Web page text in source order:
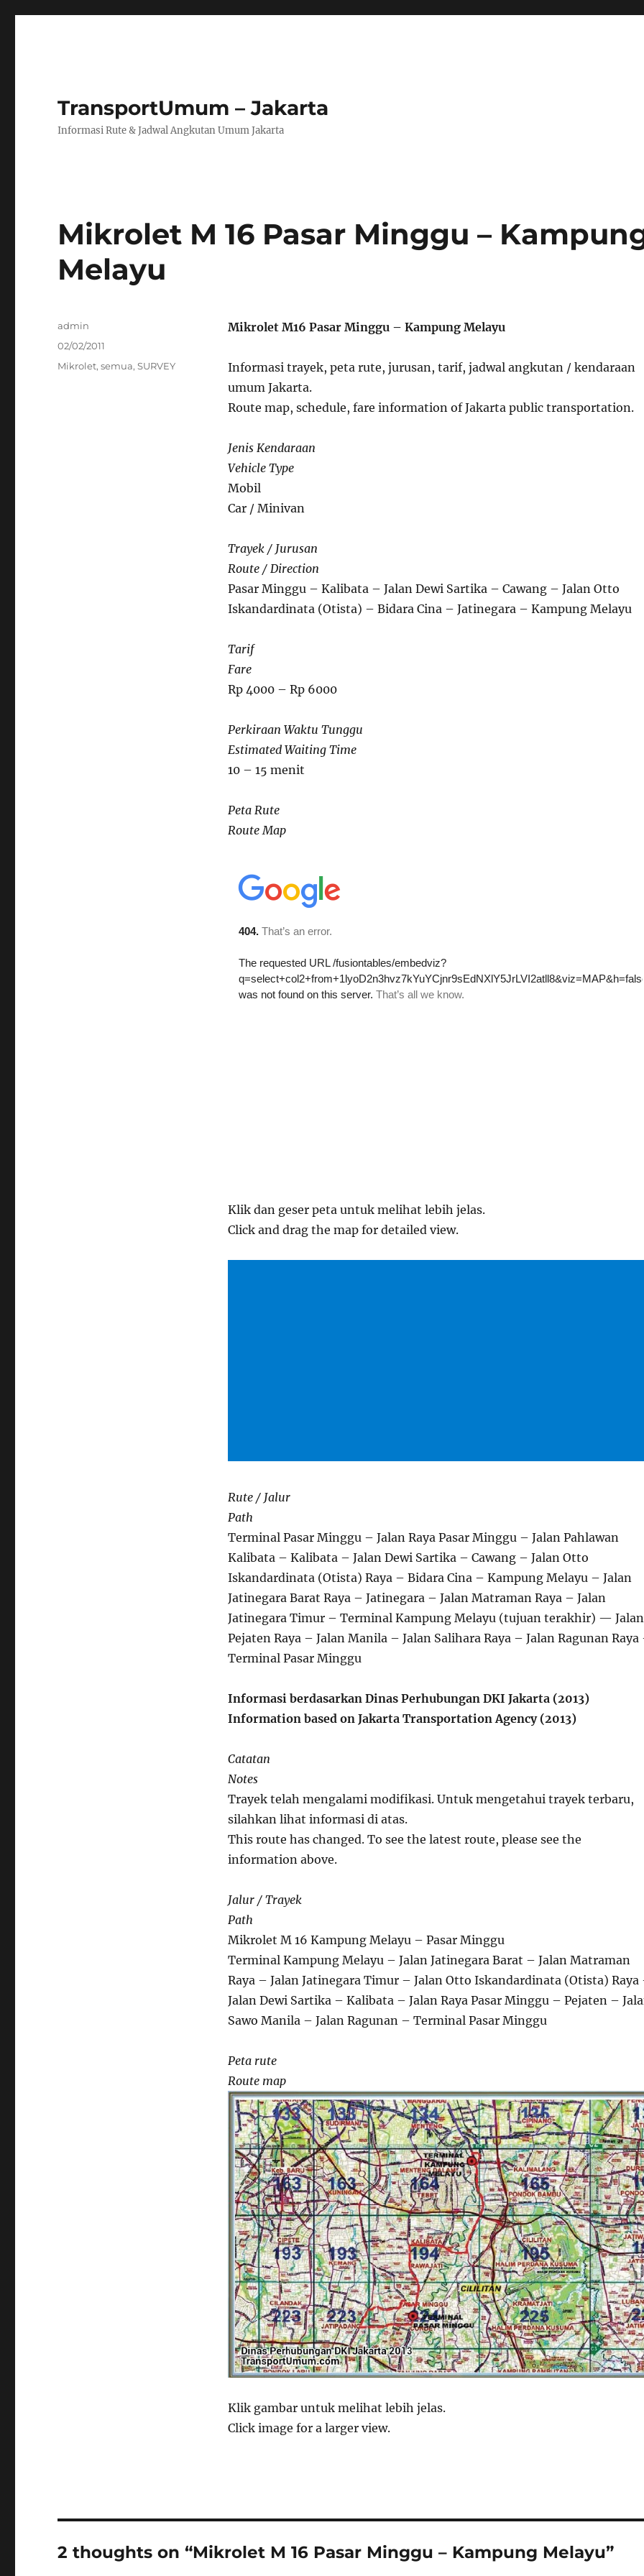
TransportUmum – Jakarta
Informasi Rute & Jadwal Angkutan Umum Jakarta
Mikrolet M 16 Pasar Minggu –
Melayu
Mikrolet M16 Pasar Minggu – Kampung Melayu
Informasi trayek, peta rute, jurusan, tarif, jadwal angkutan / kendaraan
umum Jakarta.
Route map, schedule, fare information of Jakarta public transportation.
Jenis Kendaraan
Vehicle Type
Mobil
Car / Minivan
Trayek / Jurusan
Route / Direction
Pasar Minggu – Kalibata – Jalan Dewi Sartika – Cawang – Jalan Otto
Iskandardinata (Otista) – Bidara Cina – Jatinegara – Kampung Melayu
Tarif
Fare
Rp 4000 – Rp 6000
Perkiraan Waktu Tunggu
Estimated Waiting Time
10 – 15 menit
Peta Rute
Route Map
Klik dan geser peta untuk melihat lebih jelas.
Click and drag the map for detailed view.
Rute / Jalur
Path
Terminal Pasar Minggu – Jalan Raya Pasar Minggu – Jalan Pahlawan
Kalibata – Kalibata – Jalan Dewi Sartika – Cawang – Jalan Otto
Iskandardinata (Otista) Raya – Bidara Cina – Kampung Melayu – Jalan
Jatinegara Barat Raya – Jatinegara – Jalan Matraman Raya – Jalan
Jatinegara Timur – Terminal Kampung Melayu (tujuan terakhir) — Jalan
Pejaten Raya – Jalan Manila – Jalan Salihara Raya – Jalan Ragunan Raya
Terminal Pasar Minggu
Informasi berdasarkan Dinas Perhubungan DKI Jakarta (2013)
Information based on Jakarta Transportation Agency (2013)
Catatan
Notes
Trayek telah mengalami modifikasi. Untuk mengetahui trayek terbaru,
silahkan lihat informasi di atas.
This route has changed. To see the latest route, please see the
information above.
Jalur / Trayek
Path
Mikrolet M 16 Kampung Melayu – Pasar Minggu
Terminal Kampung Melayu – Jalan Jatinegara Barat – Jalan Matraman
Raya – Jalan Jatinegara Timur – Jalan Otto Iskandardinata (Otista) Raya
Jalan Dewi Sartika – Kalibata – Jalan Raya Pasar Minggu – Pejaten –
Sawo Manila – Jalan Ragunan – Terminal Pasar Minggu
Peta rute
Route map
Klik gambar untuk melihat lebih jelas.
Click image for a larger view.
Author
admin
Posted
on
02/02/2011
Categories
Mikrolet,semua,SURVEY
2 thoughts on “Mikrolet M 16 Pasar Minggu – Kampung Melayu”